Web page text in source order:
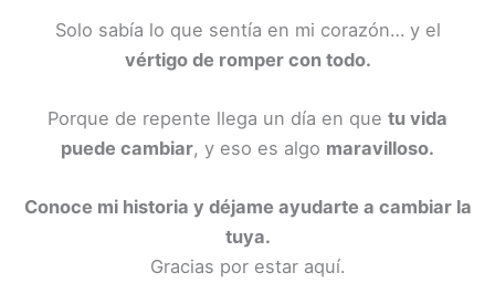
Solo sabía lo que sentía en mi corazón… y el
vértigo de romper con todo.
Porque de repente llega un día en que tu vida
puede cambiar, y eso es algo maravilloso.
Conoce mi historia y déjame ayudarte a cambiar la
tuya.
Gracias por estar aquí.